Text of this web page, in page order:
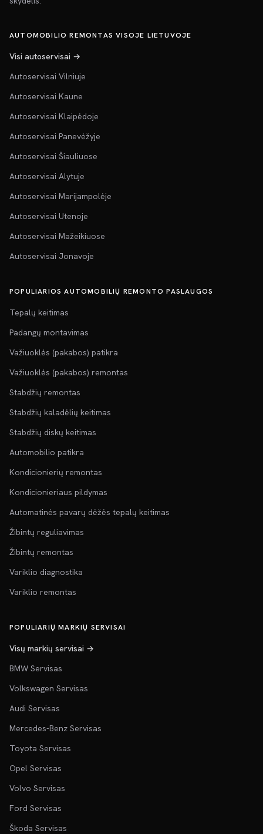
AUTOMOBILIO REMONTAS VISOJE LIETUVOJE
Visi autoservisai →
Autoservisai Vilniuje
Autoservisai Kaune
Autoservisai Klaipėdoje
Autoservisai Panevėžyje
Autoservisai Šiauliuose
Autoservisai Alytuje
Autoservisai Marijampolėje
Autoservisai Utenoje
Autoservisai Mažeikiuose
Autoservisai Jonavoje
POPULIARIOS AUTOMOBILIŲ REMONTO PASLAUGOS
Tepalų keitimas
Padangų montavimas
Važiuoklės (pakabos) patikra
Važiuoklės (pakabos) remontas
Stabdžių remontas
Stabdžių kaladėlių keitimas
Stabdžių diskų keitimas
Automobilio patikra
Kondicionierių remontas
Kondicionieriaus pildymas
Automatinės pavarų dėžės tepalų keitimas
Žibintų reguliavimas
Žibintų remontas
Variklio diagnostika
Variklio remontas
POPULIARIŲ MARKIŲ SERVISAI
Visų markių servisai →
BMW Servisas
Volkswagen Servisas
Audi Servisas
Mercedes-Benz Servisas
Toyota Servisas
Opel Servisas
Volvo Servisas
Ford Servisas
Škoda Servisas